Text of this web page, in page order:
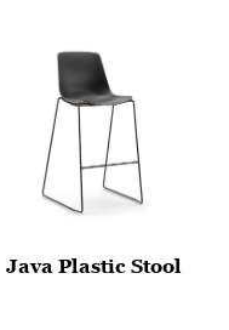
Java Plastic Stool